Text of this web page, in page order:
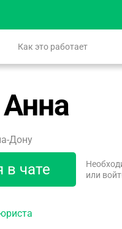
Как это работает
Дону
в чате
или